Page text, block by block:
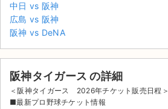
よくある質問
お知らせ
中日 vs 阪神
広島 vs 阪神
阪神 vs DeNA
阪神タイガース の詳細
＜阪神タイガース 2026年チケット販売日程＞
■最新プロ野球チケット情報